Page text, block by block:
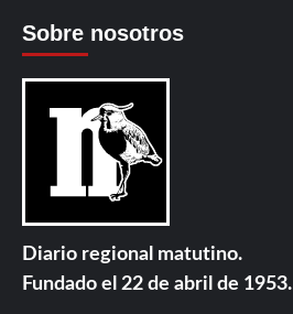
Sobre nosotros
Diario regional matutino.
Fundado el 22 de abril de 1953.